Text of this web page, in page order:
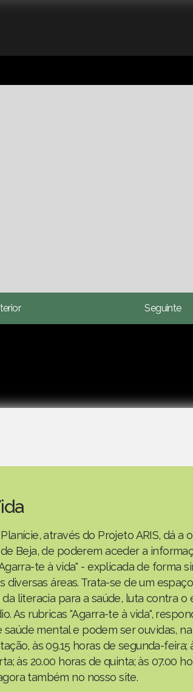
Seguinte
Planície, através do Projeto ARIS, dá
Beja, de poderem aceder a
te à vida" - explicada de forma
diversas áreas. Trata-se de um
literacia para a saúde, luta contra
As rubricas "Agarra-te à vida",
mental e podem ser ouvidas,
às 09.15 horas de segunda-feira;
às 20.00 horas de quinta; às 07.00
também no nosso site.